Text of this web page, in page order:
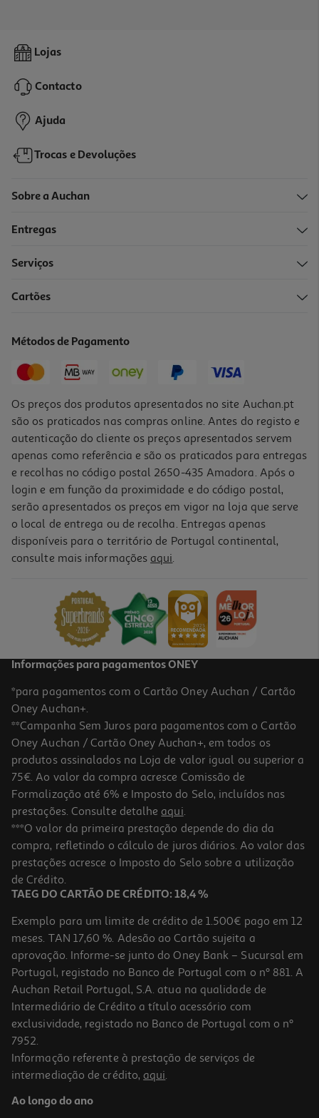
Lojas
Contacto
Ajuda
Trocas e Devoluções
Sobre a Auchan
Entregas
Serviços
Cartões
Métodos de Pagamento
Os preços dos produtos apresentados no site Auchan.pt
são os praticados nas compras online. Antes do registo e
autenticação do cliente os preços apresentados servem
apenas como referência e são os praticados para entregas
e recolhas no código postal 2650-435 Amadora. Após o
login e em função da proximidade e do código postal,
serão apresentados os preços em vigor na loja que serve
o local de entrega ou de recolha. Entregas apenas
disponíveis para o território de Portugal continental,
consulte mais informações aqui.
Informações para pagamentos ONEY
*para pagamentos com o Cartão Oney Auchan / Cartão
Oney Auchan+.
**Campanha Sem Juros para pagamentos com o Cartão
Oney Auchan / Cartão Oney Auchan+, em todos os
produtos assinalados na Loja de valor igual ou superior a
75€. Ao valor da compra acresce Comissão de
Formalização até 6% e Imposto do Selo, incluídos nas
prestações. Consulte detalhe aqui.
***O valor da primeira prestação depende do dia da
compra, refletindo o cálculo de juros diários. Ao valor das
prestações acresce o Imposto do Selo sobre a utilização
de Crédito.
TAEG DO CARTÃO DE CRÉDITO: 18,4 %
Exemplo para um limite de crédito de 1.500€ pago em 12
meses. TAN 17,60 %. Adesão ao Cartão sujeita a
aprovação. Informe-se junto do Oney Bank – Sucursal em
Portugal, registado no Banco de Portugal com o nº 881. A
Auchan Retail Portugal, S.A. atua na qualidade de
Intermediário de Crédito a título acessório com
exclusividade, registado no Banco de Portugal com o nº
7952.
Informação referente à prestação de serviços de
intermediação de crédito, aqui.
Ao longo do ano